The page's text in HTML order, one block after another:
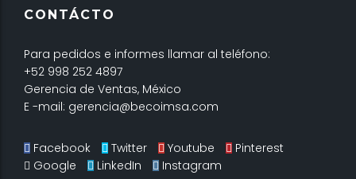
CONTÁCTO
Para pedidos e informes llamar al teléfono:
+52 998 252 4897
Gerencia de Ventas, México
E -mail: gerencia@becoimsa.com
Facebook Twitter Youtube
Pinterest
Google
LinkedIn Instagram